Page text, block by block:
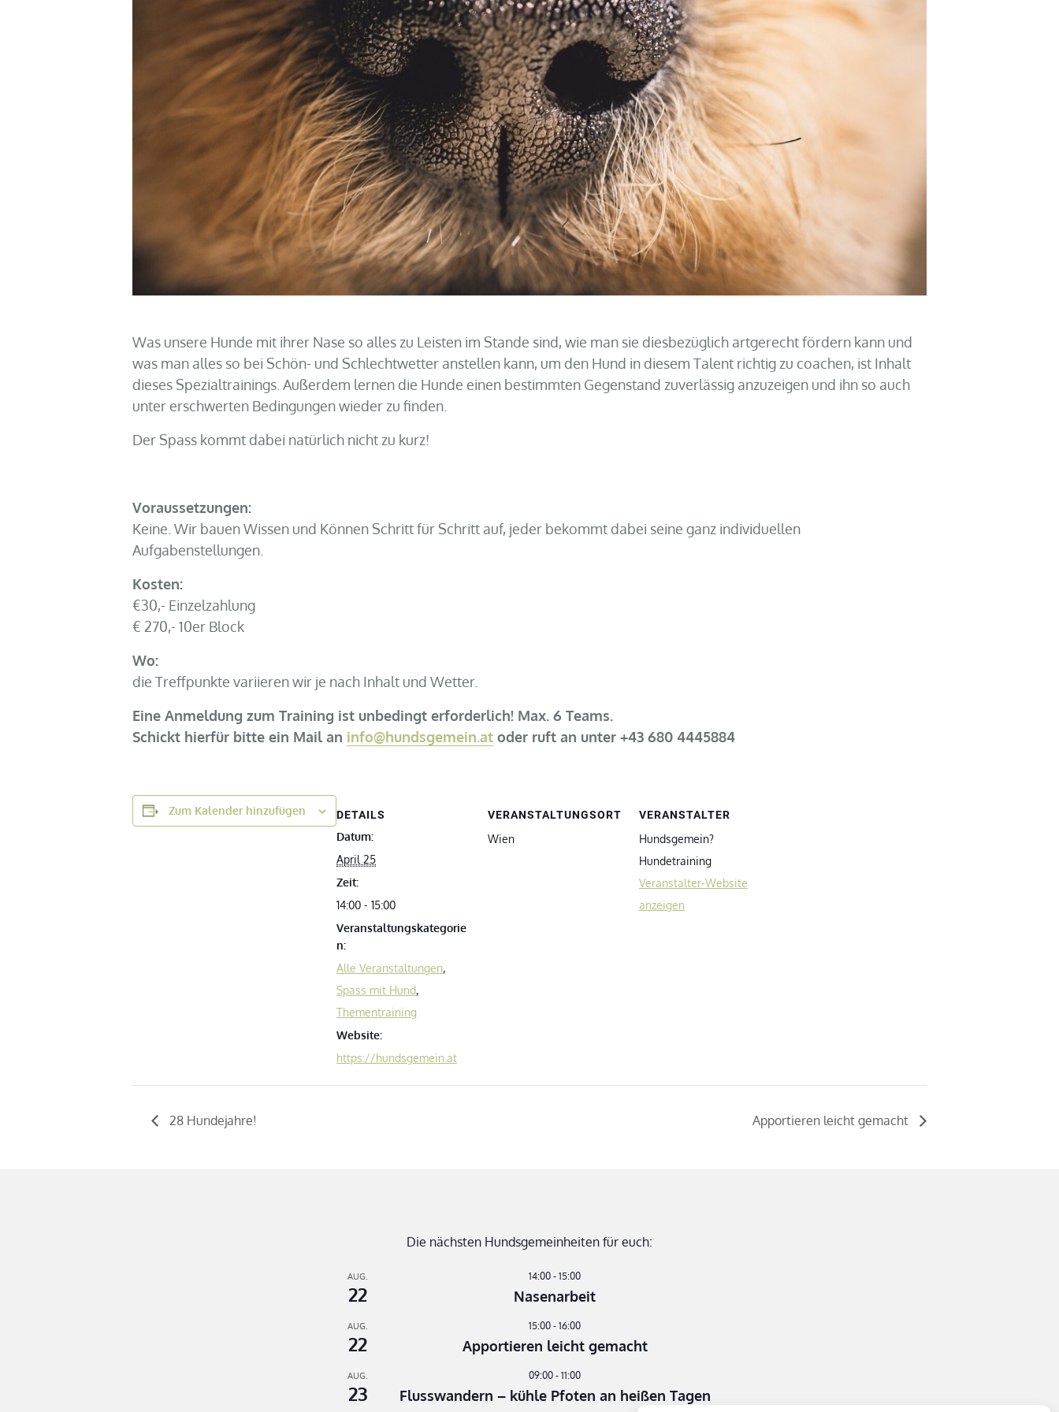
Was unsere Hunde mit ihrer Nase so alles zu Leisten im Stande sind, wie man sie diesbezüglich artgerecht fördern kann und
was man alles so bei Schön- und Schlechtwetter anstellen kann, um den Hund in diesem Talent richtig zu coachen, ist Inhalt
dieses Spezialtrainings. Außerdem lernen die Hunde einen bestimmten Gegenstand zuverlässig anzuzeigen und ihn so auch
unter erschwerten Bedingungen wieder zu finden.
Der Spass kommt dabei natürlich nicht zu kurz!
Voraussetzungen:
Keine. Wir bauen Wissen und Können Schritt für Schritt auf, jeder bekommt dabei seine ganz individuellen
Aufgabenstellungen.
Kosten:
€30,- Einzelzahlung
€ 270,- 10er Block
Wo:
die Treffpunkte variieren wir je nach Inhalt und Wetter.
Eine Anmeldung zum Training ist unbedingt erforderlich! Max. 6 Teams.
Schickt hierfür bitte ein Mail an info@hundsgemein.at oder ruft an unter +43 680 4445884
Zum Kalender hinzufügen DETAILS
Datum:
April 25
Zeit:
14:00 - 15:00
Veranstaltungskategorie
n:
Alle Veranstaltungen,
Spass mit Hund,
Thementraining
Website:
https://hundsgemein.at
VERANSTALTUNGSORT
Wien
VERANSTALTER
Hundsgemein?
Hundetraining
Veranstalter-Website
anzeigen
28 Hundejahre! Apportieren leicht gemacht
Die nächsten Hundsgemeinheiten für euch:
AUG.
22
14:00 - 15:00
Nasenarbeit
AUG.
22
15:00 - 16:00
Apportieren leicht gemacht
AUG.
23
09:00 - 11:00
Flusswandern – kühle Pfoten an heißen Tagen